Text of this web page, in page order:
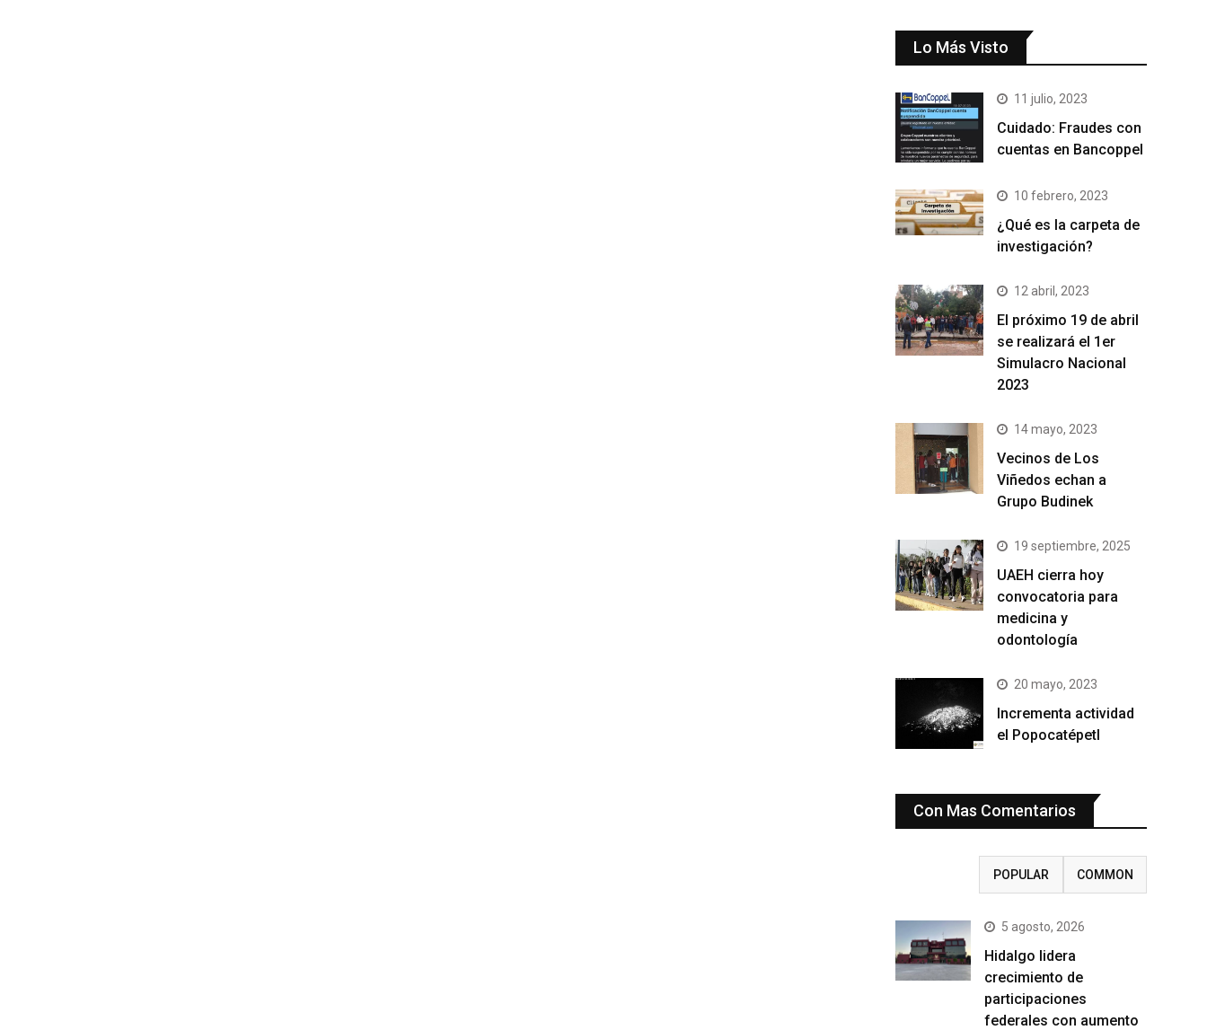
Lo Más Visto
11 julio, 2023
Cuidado: Fraudes con
cuentas en Bancoppel
10 febrero, 2023
¿Qué es la carpeta de
investigación?
12 abril, 2023
El próximo 19 de abril
se realizará el 1er
Simulacro Nacional
2023
14 mayo, 2023
Vecinos de Los
Viñedos echan a
Grupo Budinek
19 septiembre, 2025
UAEH cierra hoy
convocatoria para
medicina y
odontología
20 mayo, 2023
Incrementa actividad
el Popocatépetl
Con Mas Comentarios
POPULAR COMMON
5 agosto, 2026
Hidalgo lidera
crecimiento de
participaciones
federales con aumento